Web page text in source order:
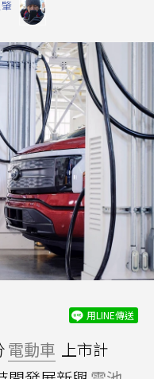
用LINE傳送
電動車 上市計